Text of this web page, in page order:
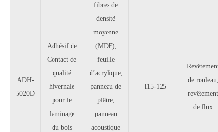
ADH-
5020D
Adhésif de
Contact de
qualité
hivernale
pour le
laminage
du bois
fibres de
densité
moyenne
(MDF),
feuille
d’acrylique,
panneau de
plâtre,
panneau
acoustique
115-125
de rouleau,
revêtement
de flux